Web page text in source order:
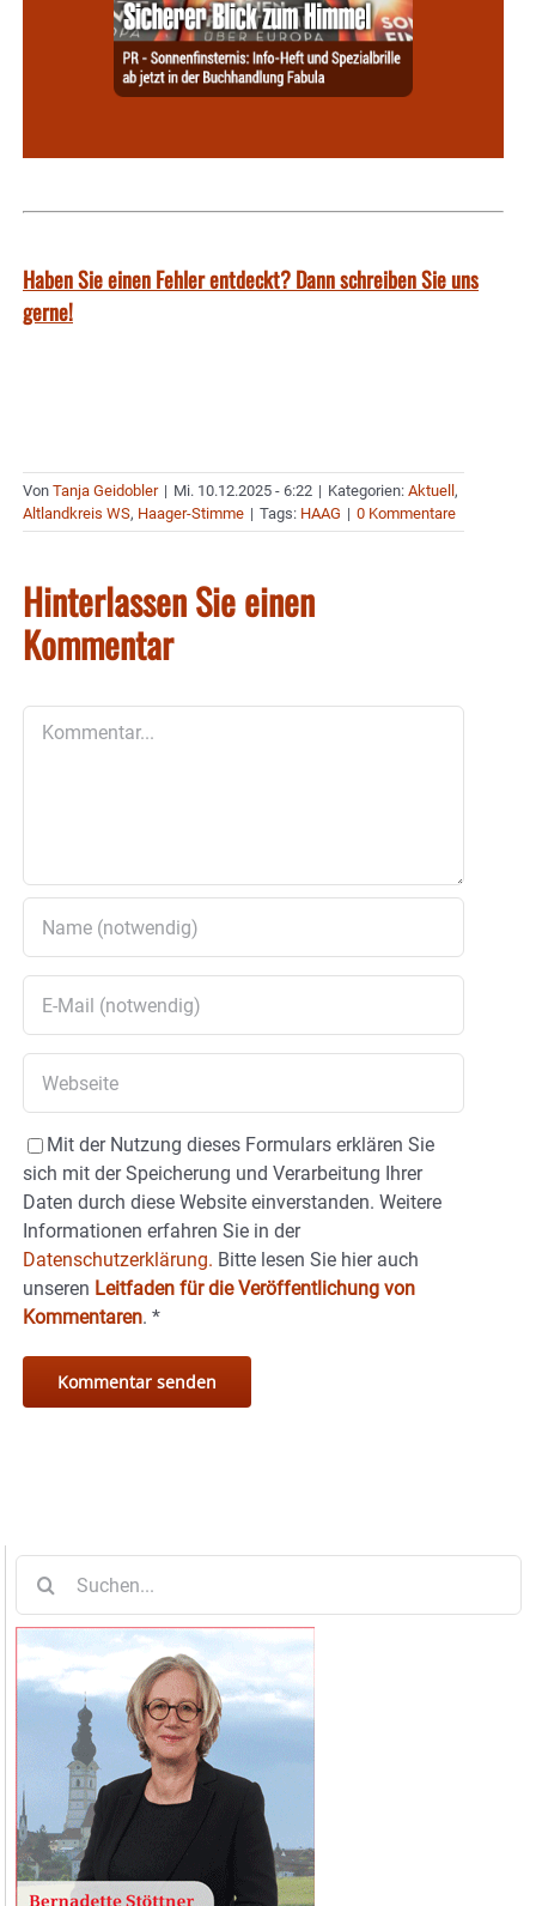
Haben Sie einen Fehler entdeckt? Dann schreiben Sie uns
gerne!
Von Tanja Geidobler | Mi. 10.12.2025 - 6:22 | Kategorien: Aktuell ,
Altlandkreis WS, Haager-Stimme | Tags: HAAG | 0 Kommentare
Hinterlassen Sie einen
Kommentar
Mit der Nutzung dieses Formulars erklären Sie
sich mit der Speicherung und Verarbeitung Ihrer
Daten durch diese Website einverstanden. Weitere
Informationen erfahren Sie in der
Datenschutzerklärung. Bitte lesen Sie hier auch
unseren Leitfaden für die Veröffentlichung von
Kommentaren. *
nach: